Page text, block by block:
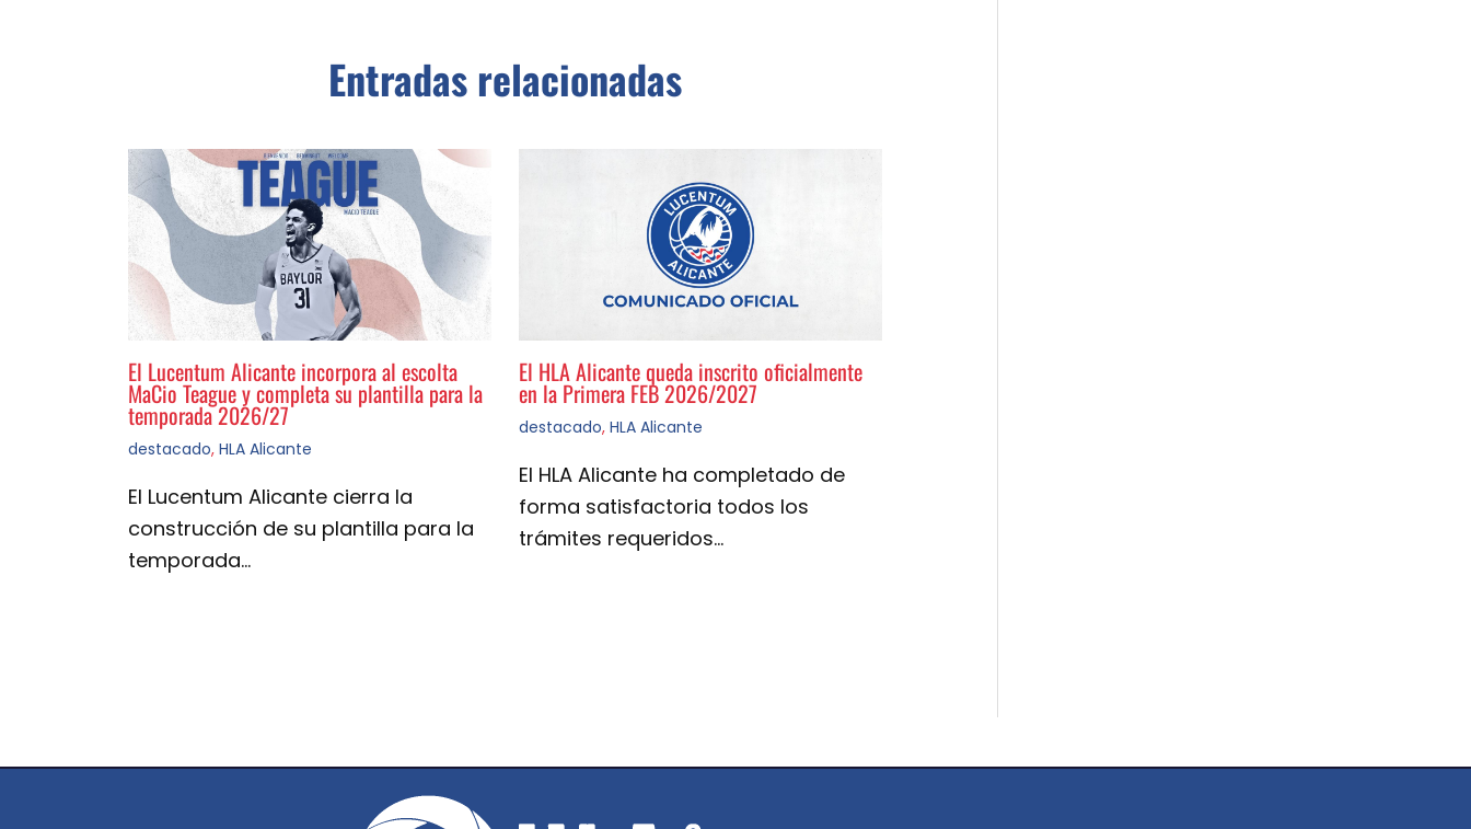
Entradas relacionadas
El Lucentum Alicante incorpora al escolta
MaCio Teague y completa su plantilla para la
temporada 2026/27
destacado, HLA Alicante
El Lucentum Alicante cierra la
construcción de su plantilla para la
temporada…
El HLA Alicante queda inscrito oficialmente
en la Primera FEB 2026/2027
destacado, HLA Alicante
El HLA Alicante ha completado de
forma satisfactoria todos los
trámites requeridos…